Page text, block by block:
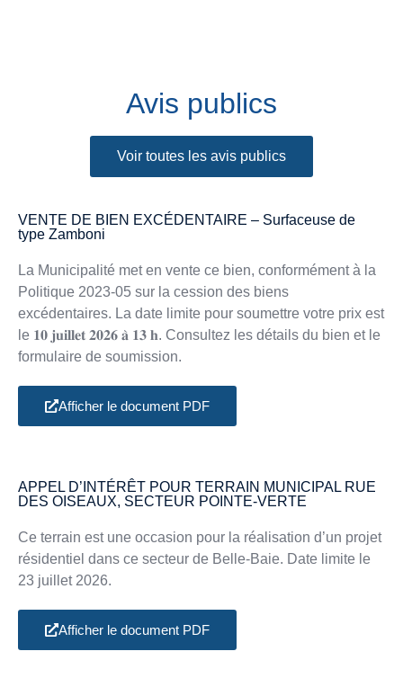
Avis publics
Voir toutes les avis publics
VENTE DE BIEN EXCÉDENTAIRE – Surfaceuse de
type Zamboni
La Municipalité met en vente ce bien, conformément à la
Politique 2023-05 sur la cession des biens
excédentaires. La date limite pour soumettre votre prix est
le 𝟏𝟎 𝐣𝐮𝐢𝐥𝐥𝐞𝐭 𝟐𝟎𝟐𝟔 𝐚̀ 𝟏𝟑 𝐡. Consultez les détails du bien et le
formulaire de soumission.
Afficher le document PDF
APPEL D’INTÉRÊT POUR TERRAIN MUNICIPAL RUE
DES OISEAUX, SECTEUR POINTE-VERTE
Ce terrain est une occasion pour la réalisation d’un projet
résidentiel dans ce secteur de Belle-Baie. Date limite le
23 juillet 2026.
Afficher le document PDF